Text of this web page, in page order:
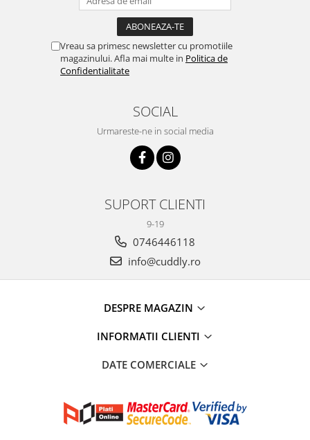
Vreau sa primesc newsletter cu promotiile
magazinului. Afla mai multe in Politica de
Confidentialitate
SOCIAL
Urmareste-ne in social media
SUPORT CLIENTI
9-19
0746446118
info@cuddly.ro
DESPRE MAGAZIN
INFORMATII CLIENTI
DATE COMERCIALE